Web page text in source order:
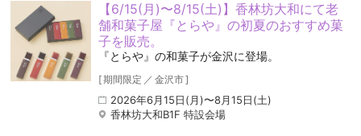
【6/15(月)〜8/15(土)】香林坊大和にて老
舗和菓子屋『とらや』の初夏のおすすめ菓
子を販売。
『とらや』の和菓子が金沢に登場。
[期間限定 ／ 金沢市]
2026年6月15日(月)〜8月15日(土)
香林坊大和B1F 特設会場